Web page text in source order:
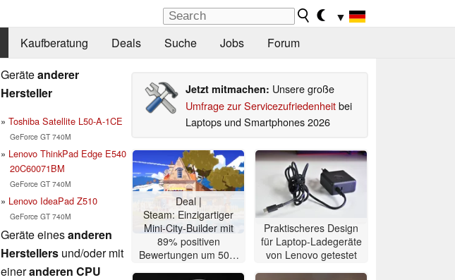
▼
Kaufberatung Deals Suche Jobs Forum
Geräteanderer
Hersteller
Toshiba Satellite L50-A-1CE
GeForce GT 740M
Lenovo ThinkPad Edge E540
20C60071BM
GeForce GT 740M
Lenovo IdeaPad Z510
GeForce GT 740M
Geräte einesanderen
Herstellers und/oder mit
eineranderen CPU
Jetzt mitmachen: Unsere große
Umfrage zur Servicezufriedenheitbei
Laptops und Smartphones 2026
Deal |
Steam: Einzigartiger
Mini-City-Builder mit
89% positiven
Bewertungen um 50%
Praktischeres Design
für Laptop-Ladegeräte
von Lenovo getestet